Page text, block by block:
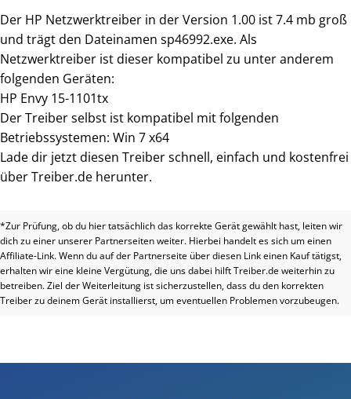
Der HP Netzwerktreiber in der Version 1.00 ist 7.4 mb groß
und trägt den Dateinamen sp46992.exe. Als
Netzwerktreiber ist dieser kompatibel zu unter anderem
folgenden Geräten:
HP Envy 15-1101tx
Der Treiber selbst ist kompatibel mit folgenden
Betriebssystemen: Win 7 x64
Lade dir jetzt diesen Treiber schnell, einfach und kostenfrei
über Treiber.de herunter.
*Zur Prüfung, ob du hier tatsächlich das korrekte Gerät gewählt hast, leiten wir
dich zu einer unserer Partnerseiten weiter. Hierbei handelt es sich um einen
Affiliate-Link. Wenn du auf der Partnerseite über diesen Link einen Kauf tätigst,
erhalten wir eine kleine Vergütung, die uns dabei hilft Treiber.de weiterhin zu
betreiben. Ziel der Weiterleitung ist sicherzustellen, dass du den korrekten
Treiber zu deinem Gerät installierst, um eventuellen Problemen vorzubeugen.